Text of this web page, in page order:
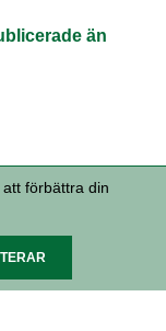
än
34 10
förbättra din